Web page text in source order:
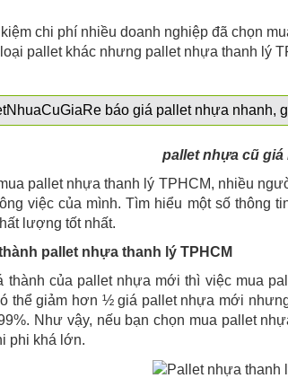
chi phí nhiều doanh nghiệp đã chọn
pallet khác nhưng pallet nhựa thanh lý
báo giá pallet nhựa nhanh,
pallet nhựa thanh lý TPHCM, nhiều
việc của mình. Tìm hiểu một số thông
lượng tốt nhất.
pallet nhựa thanh lý TPHCM
thành của pallet nhựa mới thì việc mua
thể giảm hơn ½ giá pallet nhựa mới
Như vậy, nếu bạn chọn mua pallet
phi khá lớn.